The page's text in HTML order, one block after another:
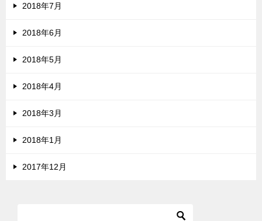
2018年7月
2018年6月
2018年5月
2018年4月
2018年3月
2018年1月
2017年12月